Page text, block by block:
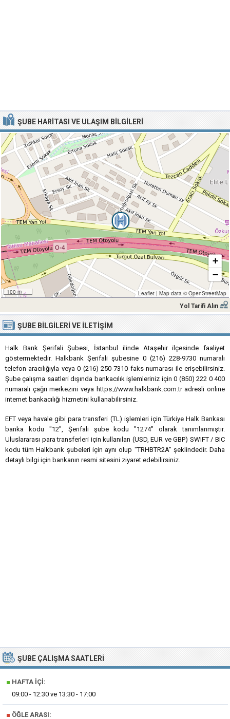
ŞUBE HARITASI VE ULAŞIM BILGILERI
100 m
+
−
Leaflet | Map data ©OpenStreetMap
Yol Tarifi Alın
ŞUBE BILGILERI VE İLETIŞIM
Halk Bank Şerifali Şubesi, İstanbul ilinde Ataşehir ilçesinde faaliyet
göstermektedir. Halkbank Şerifali şubesine 0 (216) 228-9730 numaralı
telefon aracılığıyla veya 0 (216) 250-7310 faks numarası ile erişebilirsiniz.
Şube çalışma saatleri dışında bankacılık işlemleriniz için 0 (850) 222 0 400
numaralı çağrı merkezini veya https://www.halkbank.com.tr adresli online
internet bankacılığı hizmetini kullanabilirsiniz.
EFT veya havale gibi para transferi (TL) işlemleri için Türkiye Halk Bankası
banka kodu "12", Şerifali şube kodu "1274" olarak tanımlanmıştır.
Uluslararası para transferleri için kullanılan (USD, EUR ve GBP) SWIFT / BIC
kodu tüm Halkbank şubeleri için aynı olup "TRHBTR2A" şeklindedir. Daha
detaylı bilgi için bankanın resmi sitesini ziyaret edebilirsiniz.
ŞUBE ÇALIŞMA SAATLERI
■ HAFTA İÇI:
09:00 - 12:30 ve 13:30 - 17:00
■ ÖĞLE ARASI: